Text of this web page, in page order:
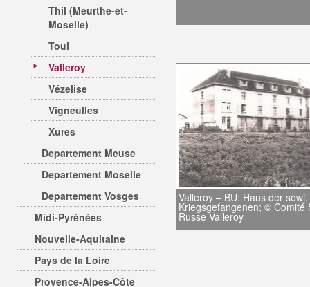
Thil (Meurthe-et-
Moselle)
Toul
Valleroy
Vézelise
Vigneulles
Xures
Departement Meuse
Departement Moselle
Departement Vosges
Midi-Pyrénées
Nouvelle-Aquitaine
Pays de la Loire
Provence-Alpes-Côte
Valleroy – BU: Haus der sowj.
Kriegsgefangenen; © Comité
Russe Valleroy